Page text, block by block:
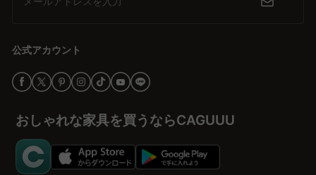
り、5年品質保証が付いているため、安心してお選びいただけま
ど手の届きやすい価格で提供。愛猫が毎日使うものだからこそ、長
5年間の安心保証でずっと一緒に
爪とぎは消耗品と思われがちですが、CAGUUUの爪とぎは耐久性に
優れた頼れるアイテム。毎日の負荷にも耐え、長く使えるよう設計
されています。また、万が一の不具合にも対応する5年間の品質保
証を標準で付帯し、あなたと愛猫の快適な日々をしっかりサポート
します。
公式アカウント
おしゃれな家具を買うならCAGUUU